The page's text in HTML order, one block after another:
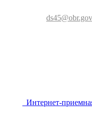
Интернет-